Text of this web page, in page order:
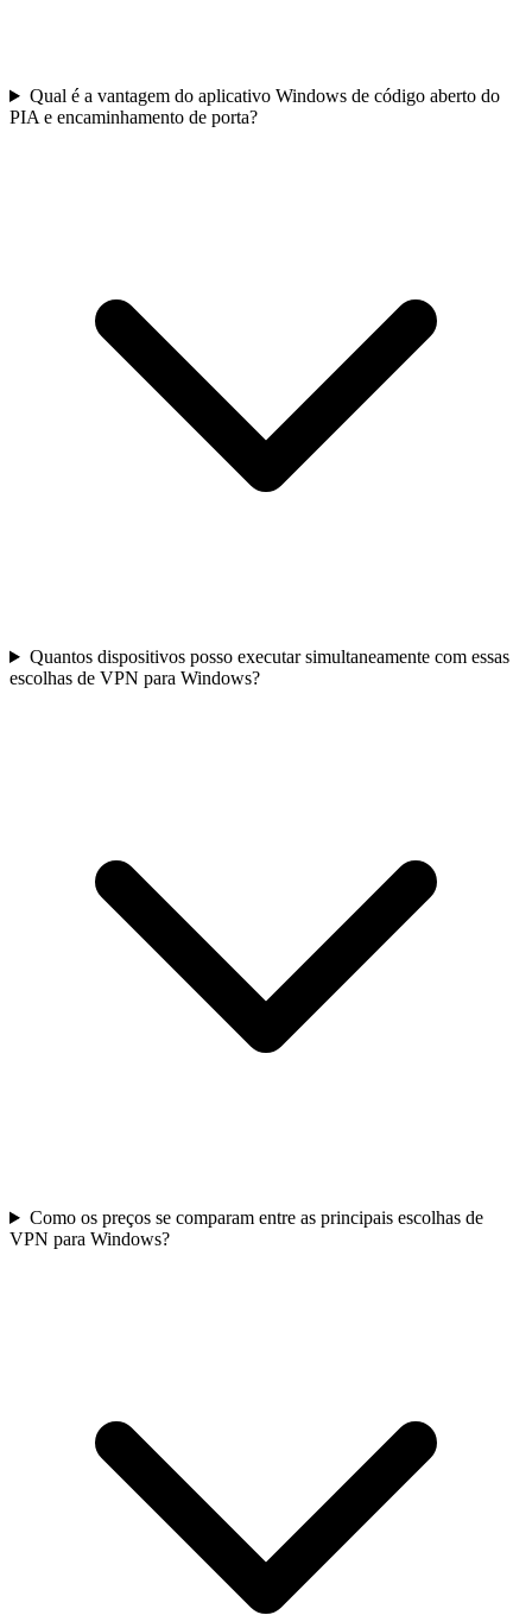
Qual é a vantagem do aplicativo Windows de código aberto do
PIA e encaminhamento de porta?
Quantos dispositivos posso executar simultaneamente com essas
escolhas de VPN para Windows?
Como os preços se comparam entre as principais escolhas de
VPN para Windows?